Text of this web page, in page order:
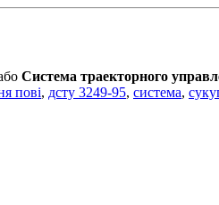
Система траекторного
пові, дсту 3249-95, система,